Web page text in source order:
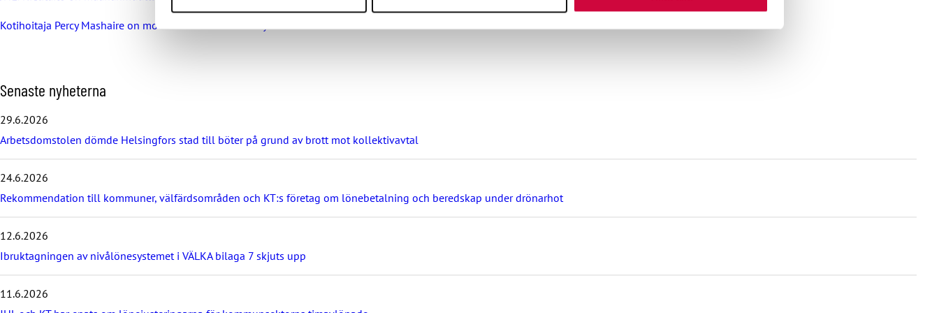
Kotihoitaja Percy Mashaire on monen ikäihmisen ainoa ystävä
H
o
p
p
a
e
r
s
e
s
t
Senaste nyheterna
29.6.2026
Arbetsdomstolen dömde Helsingfors stad till böter på grund av brott mot kollektivavtal
24.6.2026
Rekommendation till kommuner, välfärdsområden och KT:s företag om lönebetalning och beredskap under drönarhot
12.6.2026
Ibruktagningen av nivålönesystemet i VÄLKA bilaga 7 skjuts upp
11.6.2026